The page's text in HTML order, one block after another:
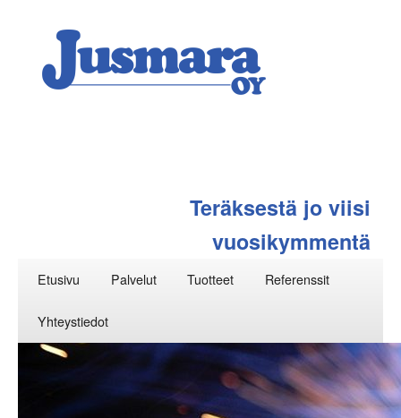
Teräksestä jo viisi
vuosikymmentä
Siirry
sisältöön
Etusivu Palvelut Tuotteet Referenssit
Yhteystiedot